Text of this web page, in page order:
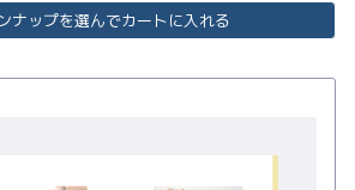
ナップを選んでカートに入れる